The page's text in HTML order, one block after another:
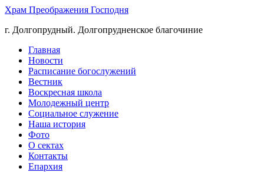
Храм Преображения Господня
г. Долгопрудный. Долгопрудненское благочиние
Главная
Новости
Расписание богослужений
Вестник
Воскресная школа
Молодежный центр
Социальное служение
Наша история
Фото
О сектах
Контакты
Епархия